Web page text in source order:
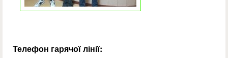
Телефон гарячої лінії: